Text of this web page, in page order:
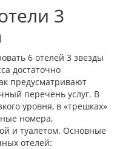
3
6 отелей 3 звезды
достаточно
предусматривают
перечень услуг. В
уровня, в «трешках»
номера,
и туалетом. Основные
отелей: